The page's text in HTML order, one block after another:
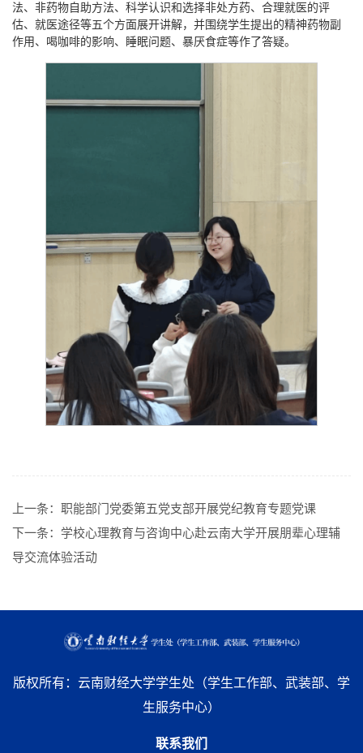
法、非药物自助方法、科学认识和选择非处方药、合理就医的评
估、就医途径等五个方面展开讲解，并围绕学生提出的精神药物副
作用、喝咖啡的影响、睡眠问题、暴厌食症等作了答疑。
上一条： 职能部门党委第五党支部开展党纪教育专题党课
下一条： 学校心理教育与咨询中心赴云南大学开展朋辈心理辅
导交流体验活动
版权所有：云南财经大学学生处（学生工作部、武装部、学
生服务中心）
联系我们